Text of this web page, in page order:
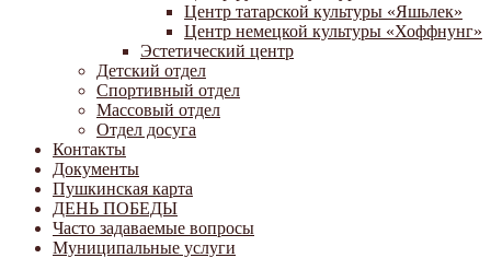
Центр татарской культуры «Яшьлек»
Центр немецкой культуры «Хоффнунг»
Эстетический центр
Детский отдел
Спортивный отдел
Массовый отдел
Отдел досуга
Контакты
Документы
Пушкинская карта
ДЕНЬ ПОБЕДЫ
Часто задаваемые вопросы
Муниципальные услуги